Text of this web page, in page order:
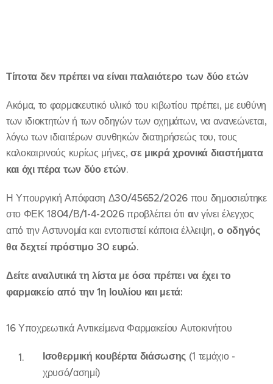
Τίποτα δεν πρέπει να είναι παλαιότερο των δύο ετών
Ακόμα, το φαρμακευτικό υλικό του κιβωτίου πρέπει, με ευθύνη
των ιδιοκτητών ή των οδηγών των οχημάτων, να ανανεώνεται,
λόγω των ιδιαιτέρων συνθηκών διατηρήσεώς του, τους
καλοκαιρινούς κυρίως μήνες,σε μικρά χρονικά διαστήματα
και όχι πέρα των δύο ετών.
Η Υπουργική Απόφαση Δ30/45652/2026 που δημοσιεύτηκε
στο ΦΕΚ 1804/Β/1-4-2026 προβλέπει ότι αν γίνει έλεγχος
από την Αστυνομία και εντοπιστεί κάποια έλλειψη,ο οδηγός
θα δεχτεί πρόστιμο 30 ευρώ.
Δείτε αναλυτικά τη λίστα με όσα πρέπει να έχει το
φαρμακείο από την 1η Ιουλίου και μετά:
16 Υποχρεωτικά Αντικείμενα Φαρμακείου Αυτοκινήτου
Ισοθερμική κουβέρτα διάσωσης (1 τεμάχιο -
χρυσό/ασημί)